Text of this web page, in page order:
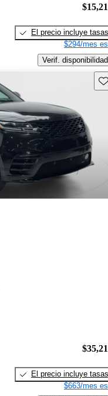
El precio incluye tasas
$294/mes
Verif. disponibilidad
El precio incluye tasas
$663/mes